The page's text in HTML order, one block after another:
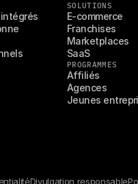
SOLUTIONS
E-commerce
Franchises
Marketplaces
SaaS
PROGRAMMES
Affiliés
Agences
Jeunes
Divulgation responsable